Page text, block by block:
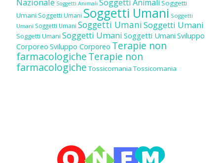
Soggetti Animali Soggetti Animali Soggetti
Umani Soggetti Umani Soggetti Umani Soggetti
Umani Soggetti Umani Soggetti UmaniSoggetti Umani
Soggetti Umani Soggetti Umani Soggetti Umani Sviluppo
Corporeo Sviluppo Corporeo Terapie non
farmacologicheTerapie non
farmacologiche Tossicomania Tossicomania